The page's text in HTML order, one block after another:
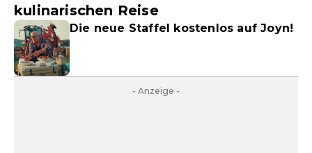
kulinarischen Reise
Die neue Staffel kostenlos auf Joyn!
- Anzeige -